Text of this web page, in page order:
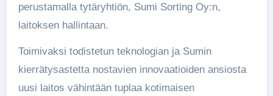
perustamalla tytäryhtiön, Sumi Sorting Oy:n,
laitoksen hallintaan.
Toimivaksi todistetun teknologian ja Sumin
kierrätysastetta nostavien innovaatioiden ansiosta
uusi laitos vähintään tuplaa kotimaisen